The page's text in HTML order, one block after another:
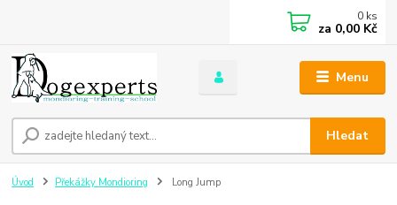
Menu
Hledat
0 ks
za 0,00 Kč
Úvod Překážky Mondioring Long Jump